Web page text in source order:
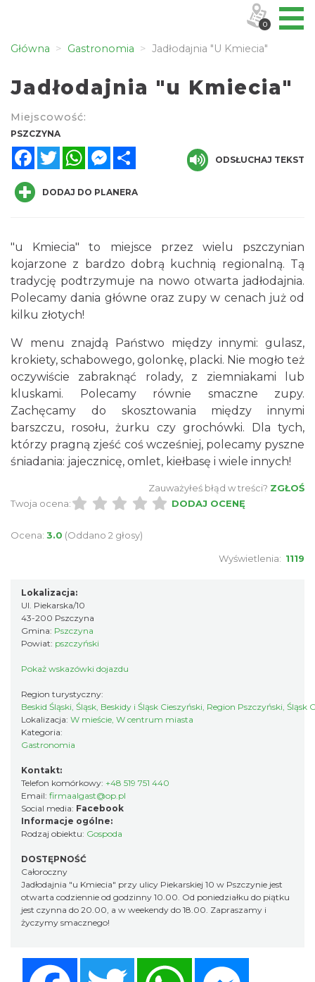
Główna Gastronomia Jadłodajnia "u Kmiecia"
Jadłodajnia "u Kmiecia"
Miejscowość:
PSZCZYNA
FacebookTwitterWhatsAppMessenger
ODSŁUCHAJ TEKST
DODAJ DO PLANERA
"u Kmiecia" to miejsce przez wielu pszczynian
kojarzone z bardzo dobrą kuchnią regionalną. Tą
tradycję podtrzymuje na nowo otwarta jadłodajnia.
Polecamy dania główne oraz zupy w cenach już od
kilku złotych!
W menu znajdą Państwo między innymi: gulasz,
krokiety, schabowego, golonkę, placki. Nie mogło też
oczywiście zabraknąć rolady, z ziemniakami lub
kluskami. Polecamy równie smaczne zupy.
Zachęcamy do skosztowania między innymi
barszczu, rosołu, żurku czy grochówki. Dla tych,
którzy pragną zjeść coś wcześniej, polecamy pyszne
śniadania: jajecznicę, omlet, kiełbasę i wiele innych!
Zauważyłeś błąd w treści? ZGŁOŚ
Twoja ocena:
DODAJ OCENĘ
Ocena: 3.0 (Oddano 2 głosy)
Wyświetlenia: 1119
Lokalizacja:
Ul. Piekarska/10
43-200 Pszczyna
Gmina: Pszczyna
Powiat: pszczyński
Pokaż wskazówki dojazdu
Region turystyczny:
Beskid Śląski, Śląsk, Beskidy i Śląsk Cieszyński, Region Pszczyński, Śląsk
Lokalizacja: W mieście, W centrum miasta
Kategoria:
Gastronomia
Kontakt:
Telefon komórkowy: +48 519 751 440
Email: firmaalgast@op.pl
Social media: Facebook
Informacje ogólne:
Rodzaj obiektu: Gospoda
DOSTĘPNOŚĆ
Całoroczny
Jadłodajnia "u Kmiecia" przy ulicy Piekarskiej 10 w Pszczynie jest
otwarta codziennie od godzinny 10.00. Od poniedziałku do piątku
jest czynna do 20.00, a w weekendy do 18.00. Zapraszamy i
życzymy smacznego!
Twitter WhatsApp
0